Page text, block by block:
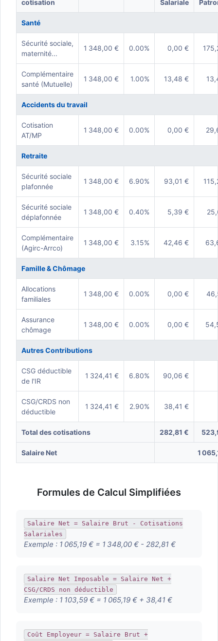
cotisation Salariale
Santé
Sécurité sociale,
maternité...
1 348,00 € 0.00% 0,00 €
Complémentaire
santé (Mutuelle)
1 348,00 € 1.00% 13,48 €
Accidents du travail
Cotisation
AT/MP
1 348,00 € 0.00% 0,00 €
Retraite
Sécurité sociale
plafonnée
1 348,00 € 6.90% 93,01 €
Sécurité sociale
déplafonnée
1 348,00 € 0.40% 5,39 €
Complémentaire
(Agirc-Arrco)
1 348,00 € 3.15% 42,46 €
Famille & Chômage
Allocations
familiales
1 348,00 € 0.00% 0,00 €
Assurance
chômage
1 348,00 € 0.00% 0,00 €
Autres Contributions
CSG déductible
de l'IR
1 324,41 € 6.80% 90,06 €
CSG/CRDS non
déductible
1 324,41 € 2.90% 38,41 €
Total des cotisations 282,81 €
Salaire Net 1
Formules de Calcul Simplifiées
Salaire Net = Salaire Brut - Cotisations
Salariales
Exemple : 1 065,19 € = 1 348,00 € - 282,81 €
Salaire Net Imposable = Salaire Net +
CSG/CRDS non déductible
Exemple : 1 103,59 € = 1 065,19 € + 38,41 €
Coût Employeur = Salaire Brut +